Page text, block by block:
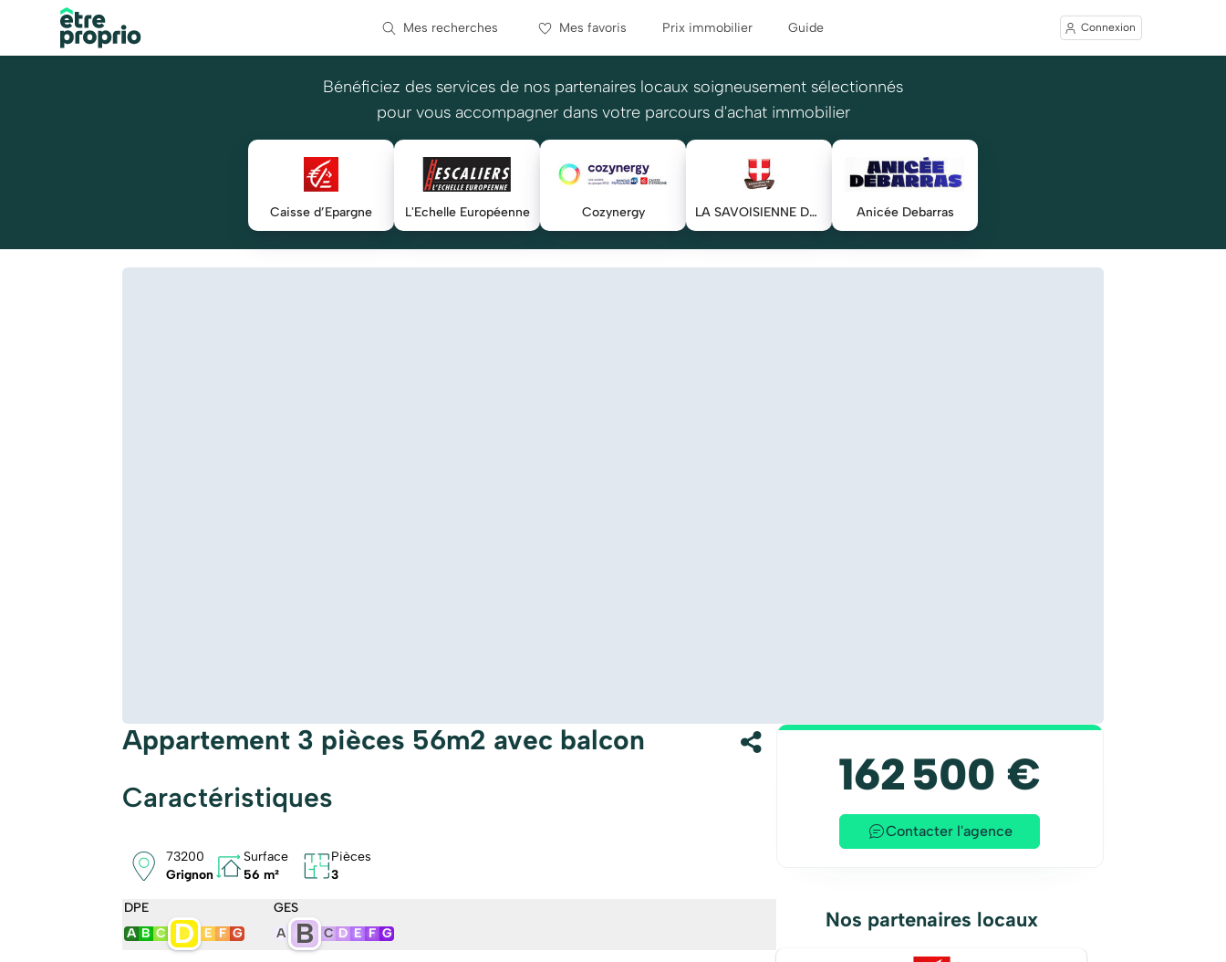
Mes recherches Mes favoris Prix immobilier Guide Connexion
Bénéficiez des services de nos partenaires locaux soigneusement sélectionnés
pour vous accompagner dans votre parcours d'achat immobilier
Caisse d’Epargne L'Echelle Européenne Cozynergy LA SAVOISIENNE DE COURTAGE Anicée Debarras
Appartement 3 pièces 56m2 avec balcon
Caractéristiques
73200
Grignon
Surface
56 m²
Pièces
3
DPE
A B C D E F G
GES
A
B C D E F G
162 500 €
Contacter l'agence
Nos partenaires locaux